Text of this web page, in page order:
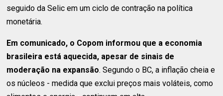
seguido da Selic em um ciclo de contração na política
monetária.
Em comunicado, o Copom informou que a economia
brasileira está aquecida, apesar de sinais de
moderação na expansão. Segundo o BC, a inflação cheia e
os núcleos - medida que exclui preços mais voláteis, como